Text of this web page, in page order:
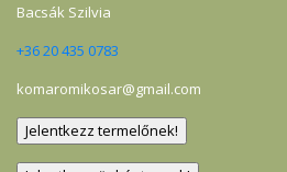
Bacsák Szilvia
+36 20 435 0783
komaromikosar@gmail.com